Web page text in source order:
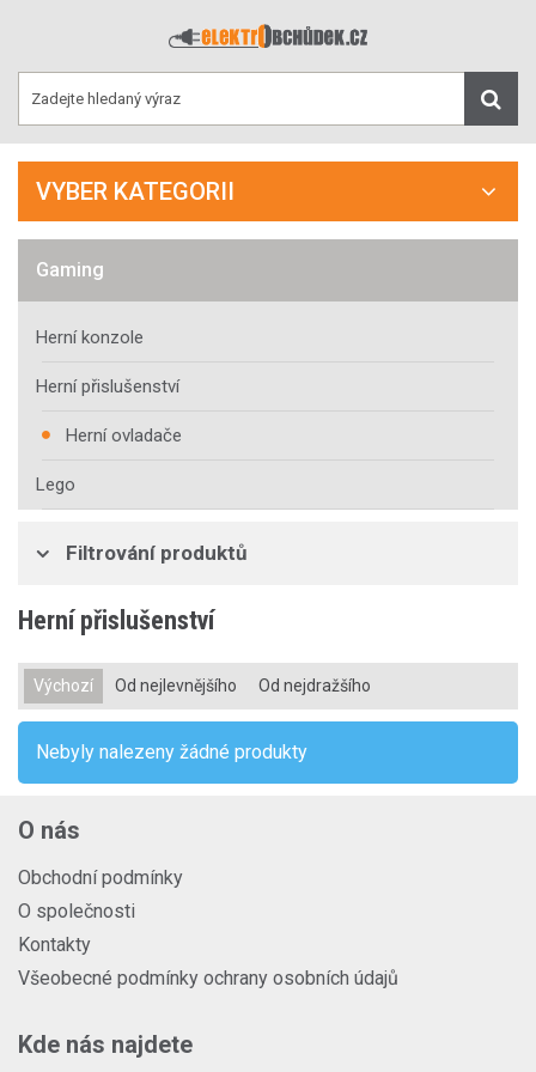
VYBER KATEGORII
Gaming
Herní konzole
Herní přislušenství
Herní ovladače
Lego
Filtrování produktů
Herní přislušenství
Výchozí Od nejlevnějšího Od nejdražšího
Nebyly nalezeny žádné produkty
O nás
Obchodní podmínky
O společnosti
Kontakty
Všeobecné podmínky ochrany osobních údajů
Kde nás najdete